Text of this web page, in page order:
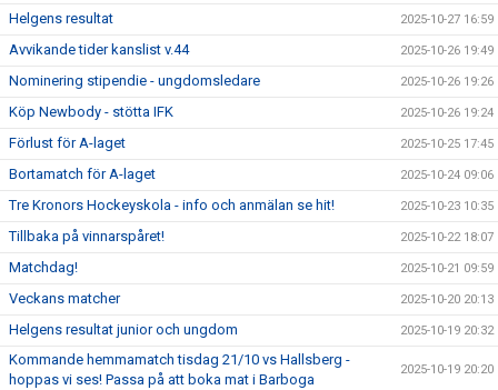
Helgens resultat 2025-10-27 16:59
Avvikande tider kanslist v.44 2025-10-26 19:49
Nominering stipendie - ungdomsledare 2025-10-26 19:26
Köp Newbody - stötta IFK 2025-10-26 19:24
Förlust för A-laget 2025-10-25 17:45
Bortamatch för A-laget 2025-10-24 09:06
Tre Kronors Hockeyskola - info och anmälan se hit! 2025-10-23 10:35
Tillbaka på vinnarspåret! 2025-10-22 18:07
Matchdag! 2025-10-21 09:59
Veckans matcher 2025-10-20 20:13
Helgens resultat junior och ungdom 2025-10-19 20:32
Kommande hemmamatch tisdag 21/10 vs Hallsberg -
hoppas vi ses! Passa på att boka mat i Barboga
2025-10-19 20:20